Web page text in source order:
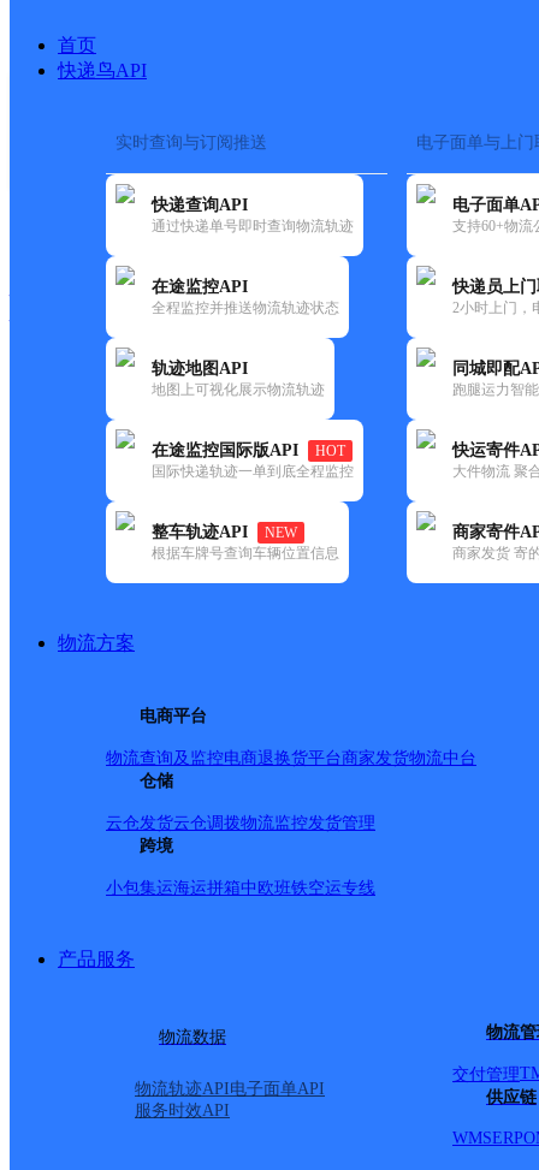
首页
快递鸟API
实时查询与订阅推送
快递查询API
通过快递单号即时查询物流轨迹
在途监控API
全程监控并推送物流轨迹状态
轨迹地图API
地图上可视化展示物流轨迹
在途监控国际版API
HOT
国际快递轨迹一单到底全程监控
整车轨迹API
NEW
根据车牌号查询车辆位置信息
电子面单与上门
电子面单
支持60+物流
快递员上
2小时上门，
同城即配
跑腿运力智
快运寄件
大件物流 聚
商家寄件
商家发货 寄
物流方案
电商平台
物流查询及监控电商退换货平台商家发货物流中台
仓储
云仓发货云仓调拨物流监控发货管理
跨境
小包集运海运拼箱中欧班铁空运专线
产品服务
物流数据
物流轨迹API电子面单API
服务时效API
物流
交付管理
供应链
WMSERP
快运大全 快递时效
德邦
乐至县中和场镇合作点ID11518
更新时间：2022-07-12 00:00:00
所属快递：德邦快递
所属区域：四川省-资阳市-乐至县
网点地址：四川省资阳市乐至县中和场镇中和政府街
网点负责人：